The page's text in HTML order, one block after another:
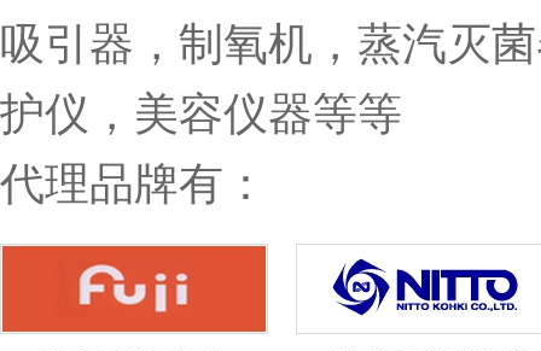
吸引器，制氧机，蒸汽灭
护仪，美容仪器等等
代理品牌有：